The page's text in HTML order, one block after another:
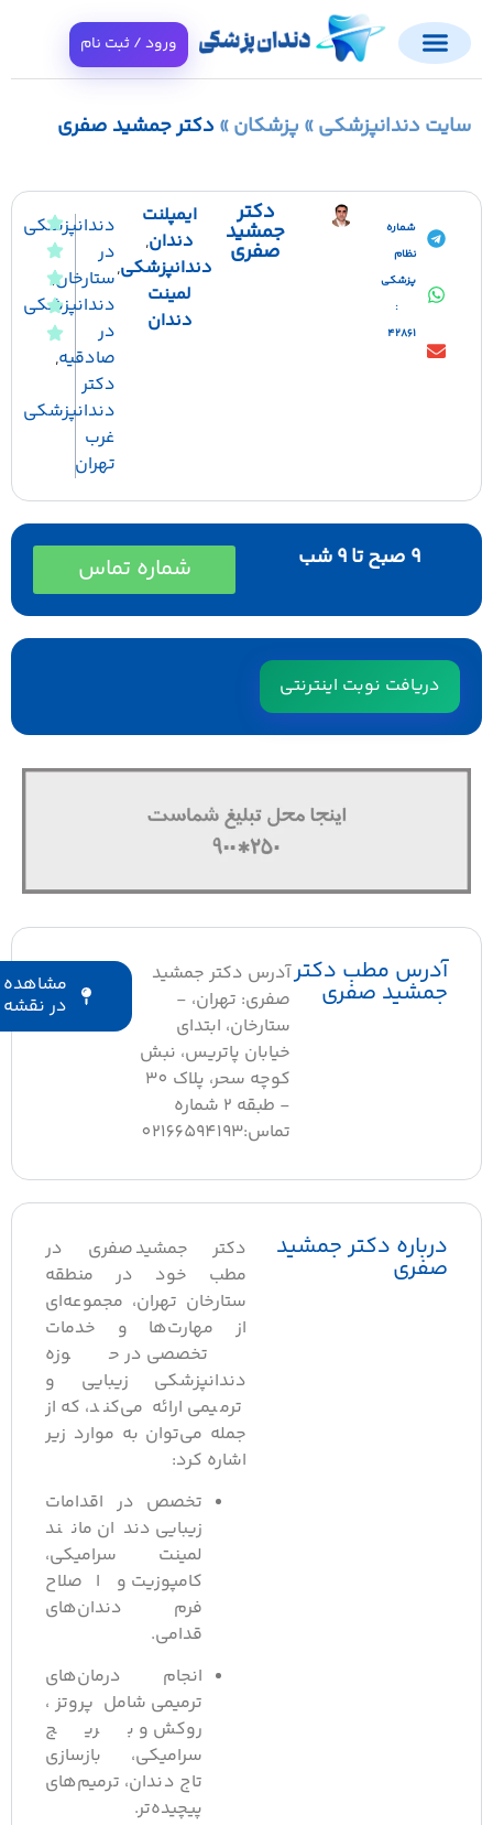
ورود / ثبت نام
دندانپزشکی»پزشکان»دکتر جمشید صفری
شماره
پزشکی
42861
دکتر
جمشید
صفری
ایمپلنت
دندان,
دندانپزشکی,
لمینت
دندان
دندانپزشکی
در
ستارخان,
دندانپزشکی
صادقیه,
دکتر
دندانپزشکی
غرب
تهران
شماره تماس
دریافت نوبت اینترنتی
آدرس مطب دکتر
جمشید صفری
آدرس دکتر جمشید
صفری: تهران، -
ستارخان، ابتدای
خیابان پاتریس، نبش
کوچه سحر، پلاک 30
- طبقه 2 شماره
تماس:02166594193
مشاهده
در نقشه
درباره دکتر جمشید
صفری
دکتر جمشید صفری در
مطب خود در منطقه
ستارخان تهران، مجموعه‌ای
از مهارت‌ها و خدمات
تخصصی در حوزه
دندانپزشکی زیبایی و
ترمیمی ارائه می‌کند، که از
جمله می‌توان به موارد زیر
اشاره کرد:
تخصص در اقدامات
زیبایی دندان مانند
لمینت سرامیکی،
کامپوزیت و اصلاح
فرم دندان‌های
قدامی.
انجام درمان‌های
ترمیمی شامل پروتز،
روکش و بریج
سرامیکی، بازسازی
تاج دندان، ترمیم‌های
پیچیده‌تر.